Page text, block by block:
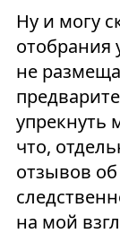
Ну и могу
отобрания
не
упрекнуть
что,
отзывов
на мой